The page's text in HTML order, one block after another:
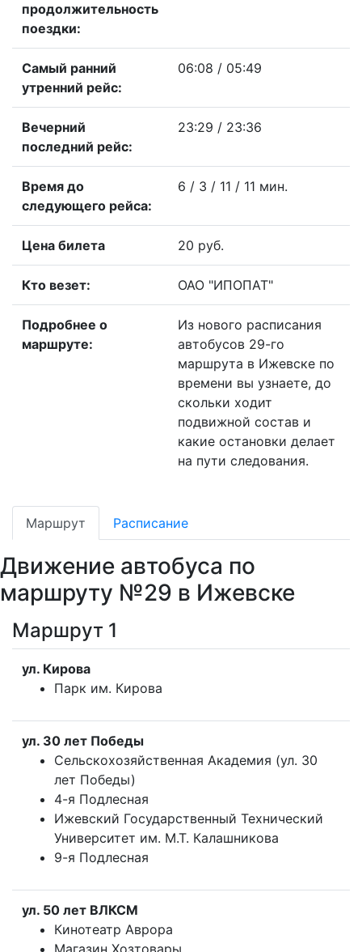
продолжительность
поездки:
Самый ранний
утренний рейс:
06:08 / 05:49
Вечерний
последний рейс:
23:29 / 23:36
Время до
следующего рейса:
6 / 3 / 11 / 11 мин.
Цена билета 20 руб.
Кто везет: ОАО "ИПОПАТ"
Подробнее о
маршруте:
Из нового расписания
автобусов 29-го
маршрута в Ижевске по
времени вы узнаете, до
скольки ходит
подвижной состав и
какие остановки делает
на пути следования.
Маршрут Расписание
Движение автобуса по
маршруту №29 в Ижевске
Маршрут 1
ул. Кирова
Парк им. Кирова
ул. 30 лет Победы
Сельскохозяйственная Академия (ул. 30
лет Победы)
4-я Подлесная
Ижевский Государственный Технический
Университет им. М.Т. Калашникова
9-я Подлесная
ул. 50 лет ВЛКСМ
Кинотеатр Аврора
Магазин Хозтовары